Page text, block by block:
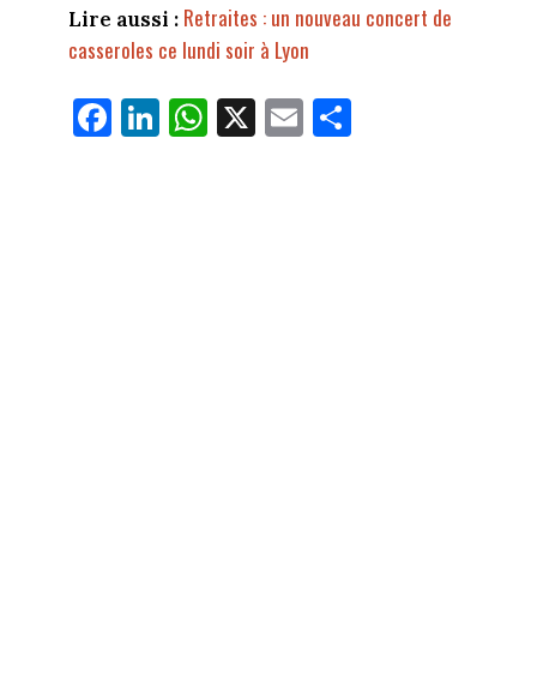
Lire aussi : Retraites : un nouveau concert de
casseroles ce lundi soir à Lyon
Fa
ce
Li
nk
W
ha
X E
m
Pa